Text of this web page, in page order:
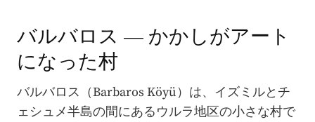
バルバロス — かかしがアート
になった村
バルバロス（Barbaros Köyü）は、イズミルとチ
ェシュメ半島の間にあるウルラ地区の小さな村で